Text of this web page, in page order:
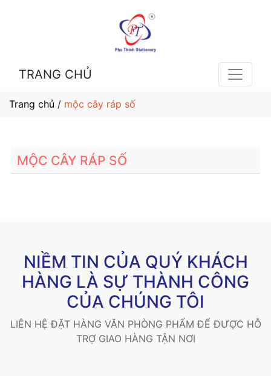
TRANG CHỦ
Trang chủ / mộc cây ráp số
MỘC CÂY RÁP SỐ
NIỀM TIN CỦA QUÝ KHÁCH
HÀNG LÀ SỰ THÀNH CÔNG
CỦA CHÚNG TÔI
LIÊN HỆ ĐẶT HÀNG VĂN PHÒNG PHẨM ĐỂ ĐƯỢC HỖ
TRỢ GIAO HÀNG TẬN NƠI